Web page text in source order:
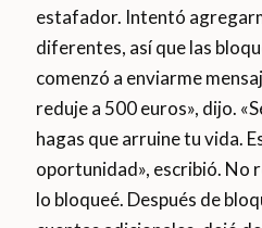
estafador. Intentó
diferentes, así que las
comenzó a enviarme
reduje a 500 euros», dijo.
hagas que arruine tu vida.
oportunidad», escribió. No
lo bloqueé. Después de